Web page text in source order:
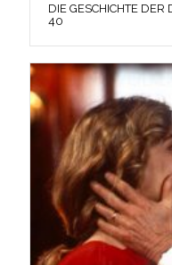
DIE GESCHICHTE
40